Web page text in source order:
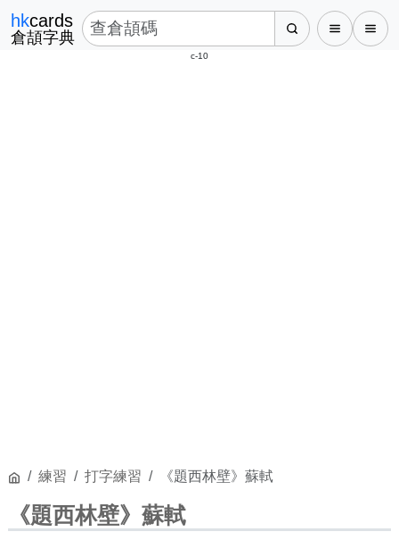
hkcards
倉頡字典
c-10
練習 打字練習 《題西林壁》蘇軾
《題西林壁》蘇軾